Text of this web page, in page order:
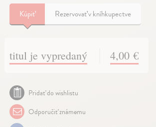
Kúpiť Rezervovať v kníhkupectve
titul je vypredaný 4,00 €
Pridať do wishlistu
Odporučiť známemu